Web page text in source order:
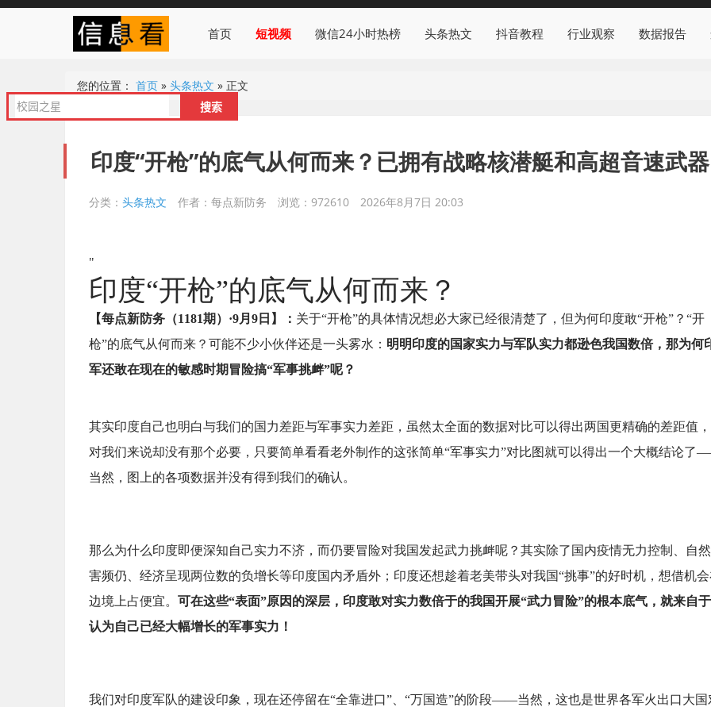
首页 短视频 微信24小时热榜 头条热文 抖音教程 行业观察 数据报告
您的位置： 首页 » 头条热文 » 正文
印度“开枪”的底气从何而来？已拥有战略核潜艇和高超音速武器
分类： 头条热文 作者：每点新防务 浏览：972610 2026年8月7日 20:03
"
印度“开枪”的底气从何而来？
【每点新防务（1181期）·9月9日】： 关于“开枪”的具体情况想必大家已经很清楚了，但为何印度敢“开枪”？“开
枪”的底气从何而来？可能不少小伙伴还是一头雾水： 明明印度的国家实力与军队实力都逊色我国数倍，那为何
军还敢在现在的敏感时期冒险搞“军事挑衅”呢？
其实印度自己也明白与我们的国力差距与军事实力差距，虽然太全面的数据对比可以得出两国更精确的差距值
对我们来说却没有那个必要，只要简单看看老外制作的这张简单“军事实力”对比图就可以得出一个大概结论了
当然，图上的各项数据并没有得到我们的确认。
那么为什么印度即便深知自己实力不济，而仍要冒险对我国发起武力挑衅呢？其实除了国内疫情无力控制、自
害频仍、经济呈现两位数的负增长等印度国内矛盾外；印度还想趁着老美带头对我国“挑事”的好时机，想借机会
边境上占便宜。 可在这些“表面”原因的深层，印度敢对实力数倍于的我国开展“武力冒险”的根本底气，就来自
认为自己已经大幅增长的军事实力！
我们对印度军队的建设印象，现在还停留在“全靠进口”、“万国造”的阶段——当然，这也是世界各军火出口大国